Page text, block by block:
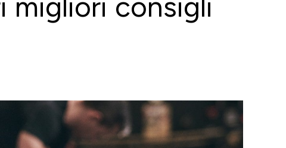
migliori consigli